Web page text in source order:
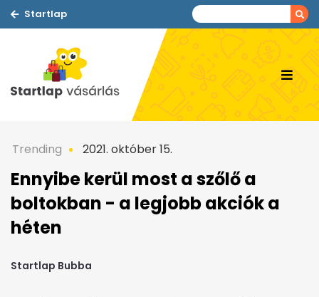
Startlap
Trending 2021. október 15.
Ennyibe kerül most a szőlő a
boltokban - a legjobb akciók a
héten
Startlap Bubba